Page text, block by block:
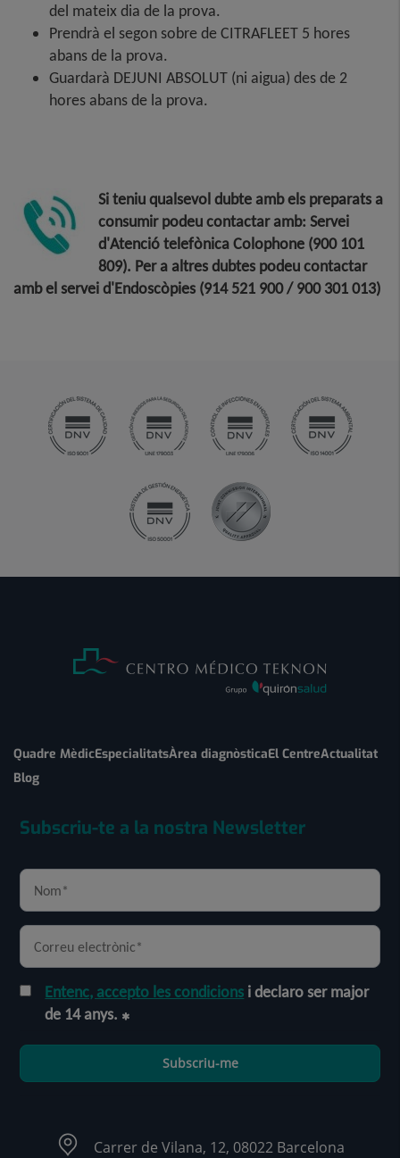
del mateix dia de la prova.
Prendrà el segon sobre de CITRAFLEET 5 hores
abans de la prova.
Guardarà DEJUNI ABSOLUT (ni aigua) des de 2
hores abans de la prova.
Si teniu qualsevol dubte amb els preparats a
consumir podeu contactar amb: Servei
d'Atenció telefònica Colophone (900 101
809). Per a altres dubtes podeu contactar
amb el servei d'Endoscòpies (914 521 900 / 900 301 013)
Quadre MèdicEspecialitatsÀrea diagnòsticaEl CentreActualitat
Blog
Subscriu-te a la nostra Newsletter
Entenc, accepto les condicions i declaro ser major
de 14 anys.
Subscriu-me
Carrer de Vilana, 12, 08022 Barcelona